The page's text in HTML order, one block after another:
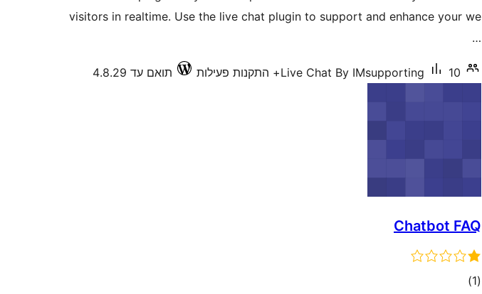
visitors in realtime. Use the live chat plugin to support and enhance your we
…
Live Chat By IMsupporting 10+ התקנות פעילות תואם עד 4.8.29
Chatbot FAQ
(1 דרוגים)